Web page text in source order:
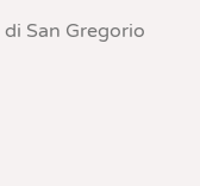
San Gregorio